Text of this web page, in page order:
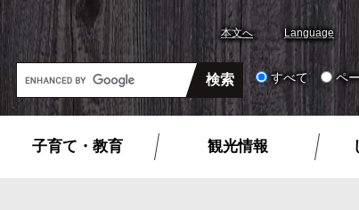
本文へ Language
G
o
o
すべて ペ
子育て・教育 観光情報